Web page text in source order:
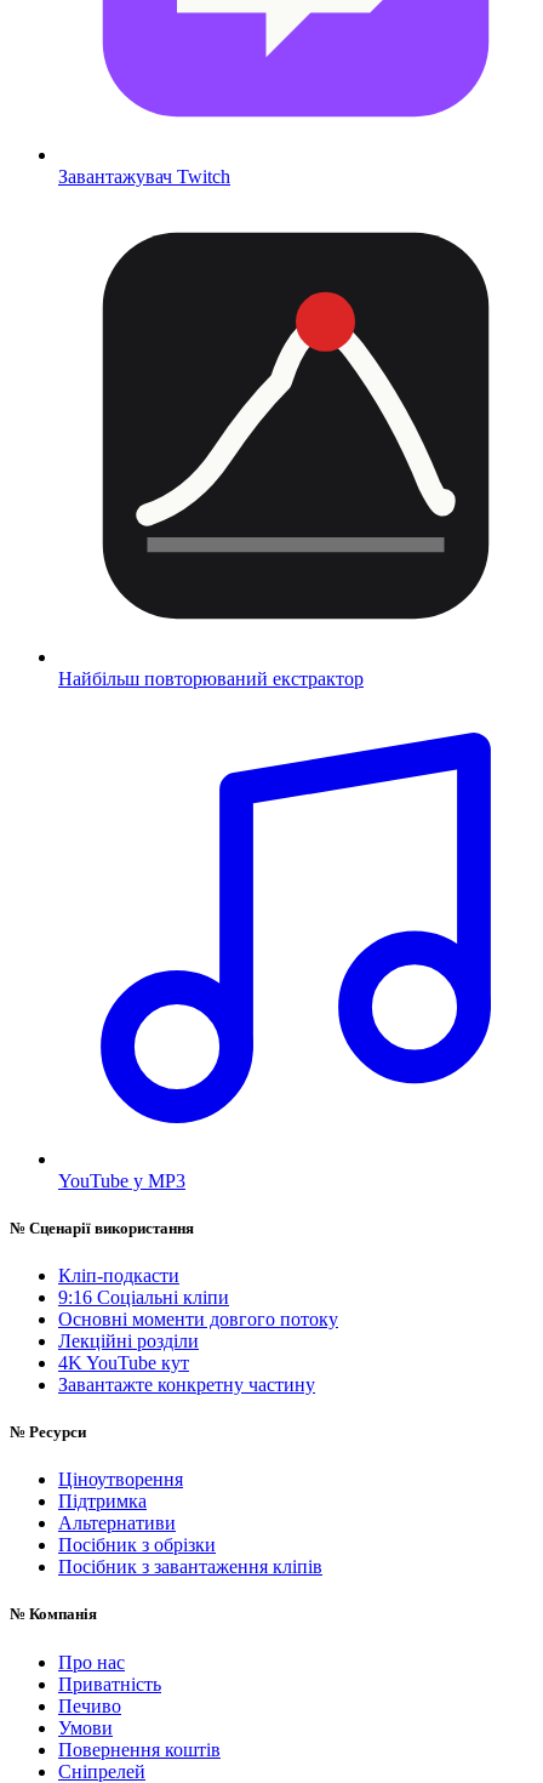
Завантажувач Twitch
Найбільш повторюваний екстрактор
YouTube у MP3
№ Сценарії використання
Кліп-подкасти
9:16 Соціальні кліпи
Основні моменти довгого потоку
Лекційні розділи
4K YouTube кут
Завантажте конкретну частину
№ Ресурси
Ціноутворення
Підтримка
Альтернативи
Посібник з обрізки
Посібник з завантаження кліпів
№ Компанія
Про нас
Приватність
Печиво
Умови
Повернення коштів
Сніпрелей